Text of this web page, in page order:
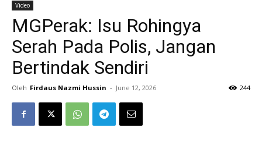
Video
MGPerak: Isu Rohingya
Serah Pada Polis, Jangan
Bertindak Sendiri
Oleh Firdaus Nazmi Hussin - June 12, 2026 244